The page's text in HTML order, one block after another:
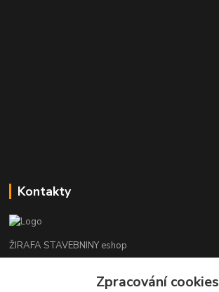
Kontakty
ŽIRAFA STAVEBNINY eshop
+420 312 685 342Zpracování cookies